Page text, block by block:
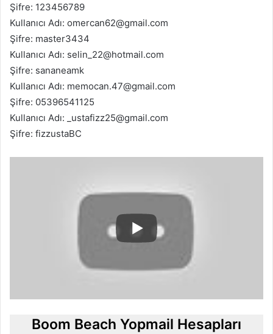
Şifre: 123456789
Kullanıcı Adı: omercan62@gmail.com
Şifre: master3434
Kullanıcı Adı: selin_22@hotmail.com
Şifre: sananeamk
Kullanıcı Adı: memocan.47@gmail.com
Şifre: 05396541125
Kullanıcı Adı: _ustafizz25@gmail.com
Şifre: fizzustaBC
Boom Beach Yopmail Hesapları